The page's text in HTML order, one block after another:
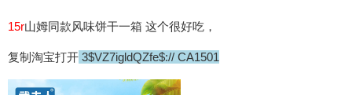
15r山姆同款风味饼干一箱 这个很好吃，
复制淘宝打开 3$VZ7igldQZfe$:// CA1501